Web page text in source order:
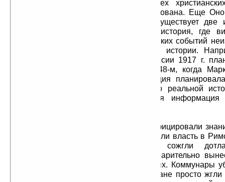
коммунисты. Это неверно. Во всех
официальная история фальсифицирована. Еще
«Утраченных иллюзиях» писал: «Существует две
официальная история... и тайная история, где
причины событий». Корни исторических событий
чем преподносится в официальной истории.
коммунистическая революция в России 1917 г.
1917-м г., не в 1905-м и не в 1848-м, когда
Манифест Компартии. Эта революция
тысяч лет до 1917 года. Знания о реальной
обрезаются, так как это ключевая
Христиане обрезали и фальсифицировали
коммунары. Когда христиане захватили власть в
первое, что они сделали, — сожгли
Александрийскую библиотеку, предварительно
книг для «узкого круга» посвященных. Коммунары
инакомыслящих в тюрьмы, а христиане просто